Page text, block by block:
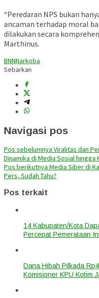
“Peredaran NPS bukan
ancaman terhadap moral
dilakukan secara
Marthinus.
BNNNarkoba
Sebarkan
Navigasi pos
Pos sebelumnya Viralitas dan
Dinamika di Media Sosial hingga
Pos berikutnya Media Siber di
Pers, Sudah Tahu?
Pos terkait
14 Kabupaten/Kota
Percepat Pemerataan
Dana Hibah Pilkada
Komisioner KPU Kotim